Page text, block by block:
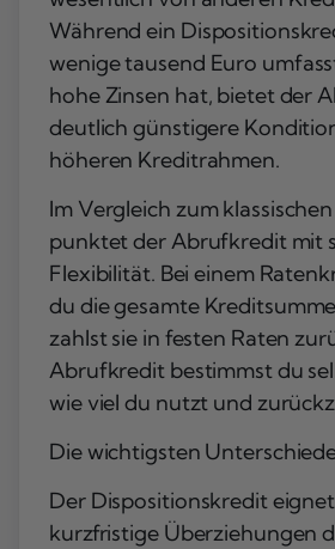
Während ein
wenige tausend Euro
hohe Zinsen hat, bietet der
deutlich günstigere
höheren Kreditrahmen.
Im Vergleich zum
punktet der Abrufkredit mit
Flexibilität. Bei einem
du die gesamte
zahlst sie in festen Raten
Abrufkredit bestimmst du
wie viel du nutzt und
Die wichtigsten
Der Dispositionskredit
kurzfristige Überziehungen